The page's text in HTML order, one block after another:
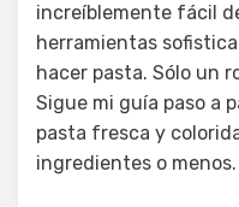
increíblemente fácil
herramientas
hacer pasta. Sólo un
Sigue mi guía paso a
pasta fresca y
ingredientes o menos.